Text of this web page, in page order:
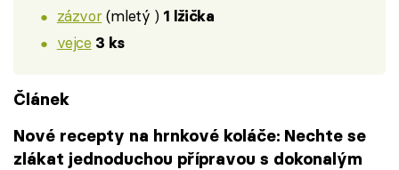
zázvor(mletý ) 1 lžička
vejce 3 ks
Článek
Nové recepty na hrnkové koláče: Nechte se
zlákat jednoduchou přípravou s dokonalým